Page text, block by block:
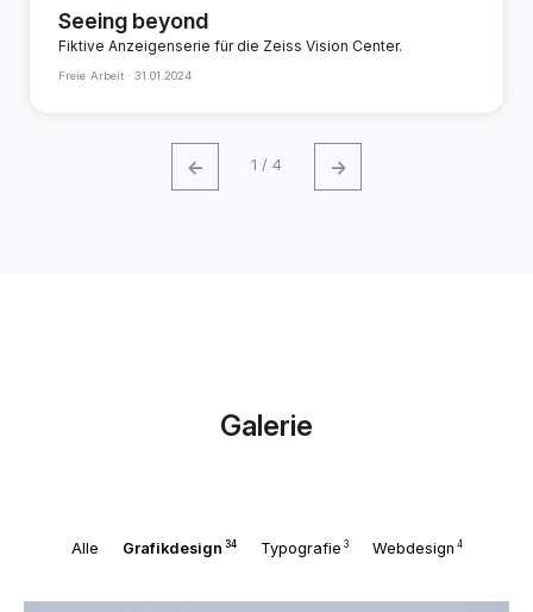
Seeing beyond
Fiktive Anzeigenserie für die Zeiss Vision Center.
Freie Arbeit ·31.01.2024
← 1 / 4 →
Galerie
Alle Grafikdesign 34 Typografie 3 Webdesign 4